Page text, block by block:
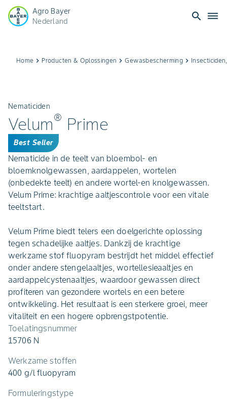
Agro Bayer
Nederland
search dehaze
Home keyboard_arrow_right Producten & Oplossingen keyboard_arrow_rightGewasbescherming keyboard_arrow_right
Nematiciden
Velum® Prime
Best Seller
Nematicide in de teelt van bloembol- en
bloemknolgewassen, aardappelen, wortelen
(onbedekte teelt) en andere wortel-en knolgewassen.
Velum Prime: krachtige aaltjescontrole voor een vitale
teeltstart.
Velum Prime biedt telers een doelgerichte oplossing
tegen schadelijke aaltjes. Dankzij de krachtige
werkzame stof fluopyram bestrijdt het middel effectief
onder andere stengelaaltjes, wortellesieaaltjes en
aardappelcystenaaltjes, waardoor gewassen direct
profiteren van gezondere wortels en een betere
ontwikkeling. Het resultaat is een sterkere groei, meer
vitaliteit en een hogere opbrengstpotentie.
Toelatingsnummer
15706 N
Werkzame stoffen
400 g/l fluopyram
Formuleringstype